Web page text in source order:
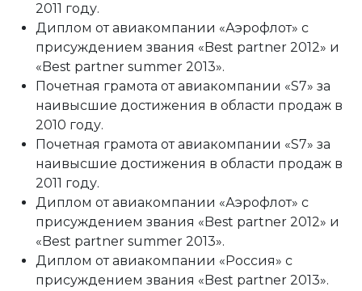
2011 году.
Диплом от авиакомпании «Аэрофлот» с
присуждением звания «Best partner 2012» и
«Best partner summer 2013».
Почетная грамота от авиакомпании «S7» за
наивысшие достижения в области продаж в
2010 году.
Почетная грамота от авиакомпании «S7» за
наивысшие достижения в области продаж в
2011 году.
Диплом от авиакомпании «Аэрофлот» с
присуждением звания «Best partner 2012» и
«Best partner summer 2013».
Диплом от авиакомпании «Россия» с
присуждением звания «Best partner 2013».